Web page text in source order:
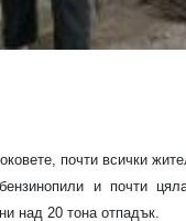
почти всички
и почти
над 20 тона отпадък.